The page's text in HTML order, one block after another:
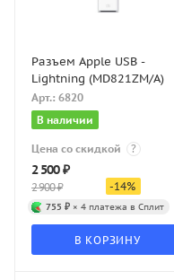
Разъем Apple USB -
Lightning (MD821ZM/A)
Арт.: 6820
В наличии
Цена со скидкой ?
2 500₽
2 900₽ -14%
755 ₽ × 4 платежа в Сплит
В КОРЗИНУ